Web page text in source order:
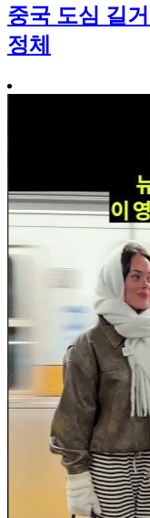
중국 도심 길
정체